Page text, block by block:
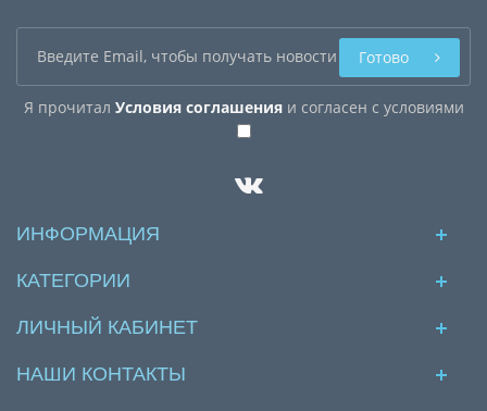
Я прочитал Условия соглашенияи согласен с условиями
Готово
ИНФОРМАЦИЯ
КАТЕГОРИИ
ЛИЧНЫЙ КАБИНЕТ
НАШИ КОНТАКТЫ